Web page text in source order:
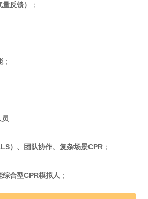
反馈）​ ​；
​；
）、团队协作、复杂场景CPR​ ​；
合型CPR模拟人​ ​；